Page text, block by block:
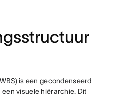
is een gecondenseerd
visuele hiërarchie. Dit